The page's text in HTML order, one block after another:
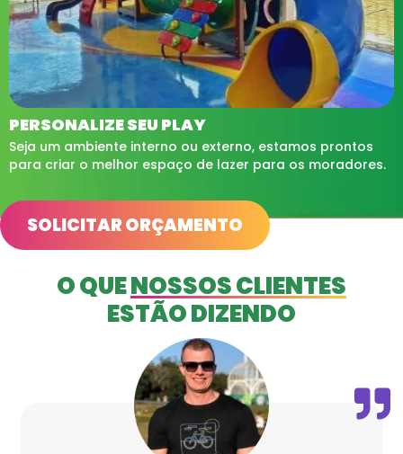
PERSONALIZE SEU PLAY
Seja um ambiente interno ou externo, estamos prontos
para criar o melhor espaço de lazer para os moradores.
SOLICITAR ORÇAMENTO
O QUENOSSOS CLIENTES
ESTÃO DIZENDO